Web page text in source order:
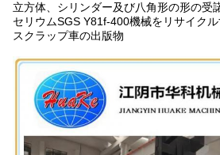
立方体、シリンダー及び八角形の形の受
セリウムSGS Y81f-400機械をリサイク
スクラップ車の出版物